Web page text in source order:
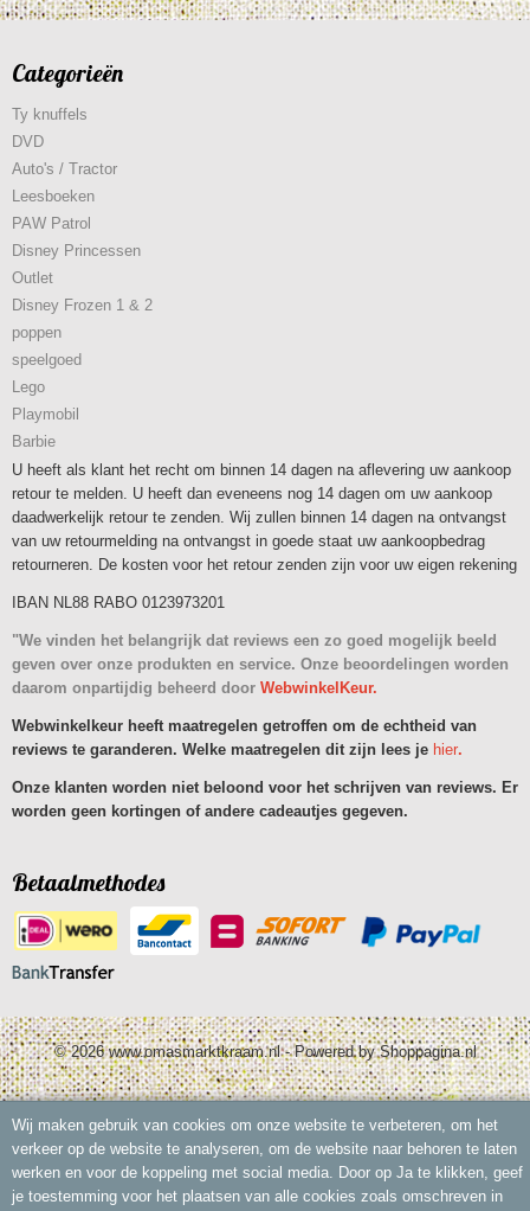
Categorieën
Ty knuffels
DVD
Auto's / Tractor
Leesboeken
PAW Patrol
Disney Princessen
Outlet
Disney Frozen 1 & 2
poppen
speelgoed
Lego
Playmobil
Barbie
U heeft als klant het recht om binnen 14 dagen na aflevering uw aankoop
retour te melden. U heeft dan eveneens nog 14 dagen om uw aankoop
daadwerkelijk retour te zenden. Wij zullen binnen 14 dagen na ontvangst
van uw retourmelding na ontvangst in goede staat uw aankoopbedrag
retourneren. De kosten voor het retour zenden zijn voor uw eigen rekening
IBAN NL88 RABO 0123973201
"We vinden het belangrijk dat reviews een zo goed mogelijk beeld
geven over onze produkten en service. Onze beoordelingen worden
daarom onpartijdig beheerd door WebwinkelKeur.
Webwinkelkeur heeft maatregelen getroffen om de echtheid van
reviews te garanderen. Welke maatregelen dit zijn lees je hier.
Onze klanten worden niet beloond voor het schrijven van reviews. Er
worden geen kortingen of andere cadeautjes gegeven.
Betaalmethodes
© 2026 www.omasmarktkraam.nl - Powered by Shoppagina.nl
Wij maken gebruik van cookies om onze website te verbeteren, om het
verkeer op de website te analyseren, om de website naar behoren te laten
werken en voor de koppeling met social media. Door op Ja te klikken, geef
je toestemming voor het plaatsen van alle cookies zoals omschreven in